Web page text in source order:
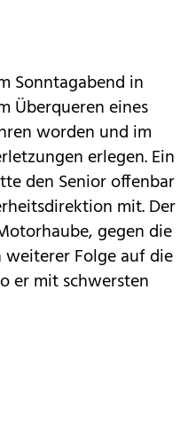
Sonntagabend in
Überqueren eines
worden und im
erlegen. Ein
den Senior offenbar
mit. Der
gegen die
Folge auf die
er mit schwersten